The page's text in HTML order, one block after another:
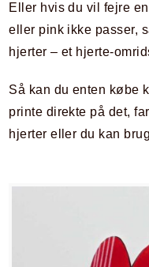
Eller hvis du vil fejre
eller pink ikke passer,
hjerter – et hjerte-
Så kan du enten købe
printe direkte på det,
hjerter eller du kan